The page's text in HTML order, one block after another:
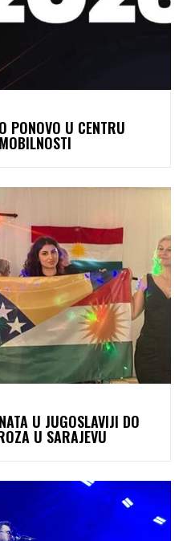
PONOVO U CENTRU
U JUGOSLAVIJI DO
U SARAJEVU